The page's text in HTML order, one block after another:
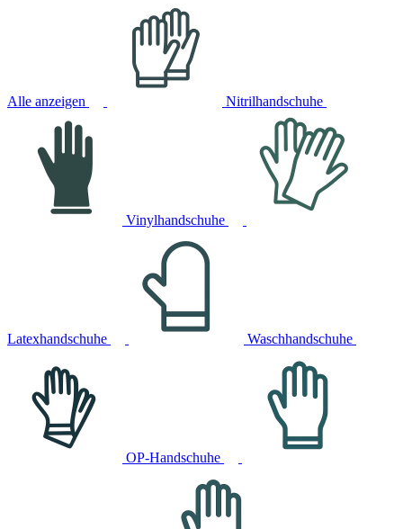
Alle anzeigen Nitrilhandschuhe
Vinylhandschuhe
Latexhandschuhe Waschhandschuhe
OP-Handschuhe